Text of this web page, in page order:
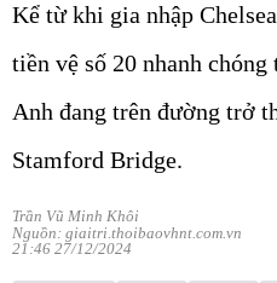
Kể từ khi gia nhập
tiền vệ số 20 nhanh
Anh đang trên đường trở
Stamford Bridge.
Trần Vũ Minh Khôi
Nguồn: giaitri.thoibaovhnt.com.vn
21:46 27/12/2024